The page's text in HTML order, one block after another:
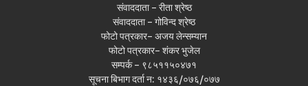
संवाददाता - रीता श्रेष्ठ
संवाददाता - गोविन्द श्रेष्ठ
फोटो पत्रकार- अजय लेन्सम्यान
फोटो पत्रकार- शंकर भुजेल
सम्पर्क - ९८५११५०४७१
सूचना बिभाग दर्ता न: १४३६/०७६/०७७